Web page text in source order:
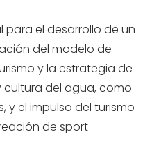
para el desarrollo de un
del modelo de
y la estrategia de
del agua, como
y el impulso del turismo
de sport